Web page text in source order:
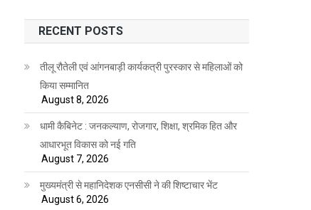
RECENT POSTS
तीलू रौतेली एवं आंगनबाड़ी कार्यकत्री पुरस्कार से महिलाओं को
किया सम्मानित
August 8, 2026
धामी कैबिनेट : जनकल्याण, रोजगार, शिक्षा, श्रमिक हित और
आधारभूत विकास को नई गति
August 7, 2026
मुख्यमंत्री से महानिदेशक एनसीसी ने की शिष्टाचार भेंट
August 6, 2026